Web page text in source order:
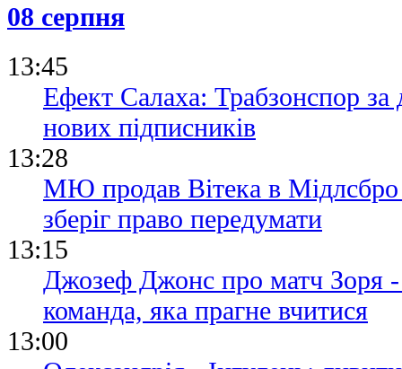
08 серпня
13:45
Ефект Салаха: Трабзонспор за
нових підписників
13:28
МЮ продав Вітека в Мідлсбро
зберіг право передумати
13:15
Джозеф Джонс про матч Зоря
команда, яка прагне вчитися
13:00